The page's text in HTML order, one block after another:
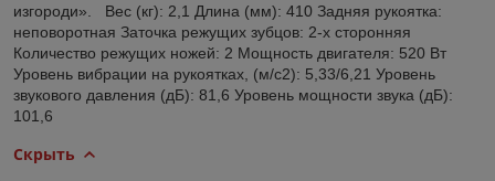
изгороди». Вес (кг): 2,1 Длина (мм): 410 Задняя рукоятка:
неповоротная Заточка режущих зубцов: 2-х сторонняя
Количество режущих ножей: 2 Мощность двигателя: 520 Вт
Уровень вибрации на рукоятках, (м/с2): 5,33/6,21 Уровень
звукового давления (дБ): 81,6 Уровень мощности звука (дБ):
101,6
Скрыть